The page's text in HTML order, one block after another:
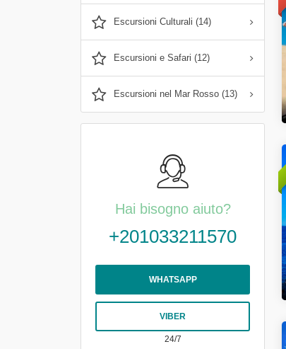
Escursioni Culturali (14)
Escursioni e Safari (12)
Escursioni nel Mar Rosso (13)
Hai bisogno aiuto?
+201033211570
WHATSAPP
VIBER
24/7